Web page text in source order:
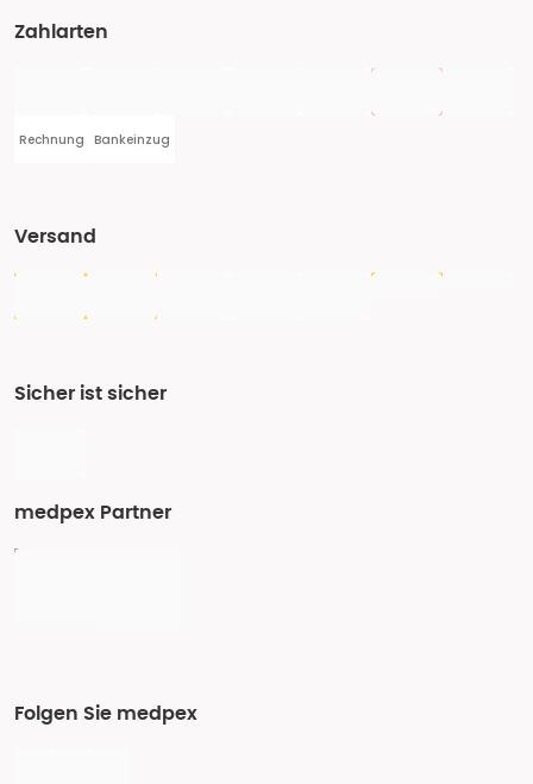
Zahlarten
Rechnung Bankeinzug
Versand
Sicher ist sicher
medpex Partner
Folgen Sie medpex